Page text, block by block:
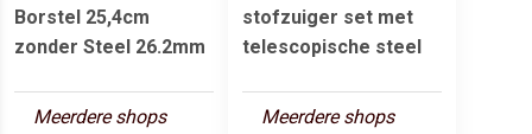
Borstel 25,4cm
zonder Steel 26.2mm
Meerdere shops
stofzuiger set met
telescopische steel
Meerdere shops